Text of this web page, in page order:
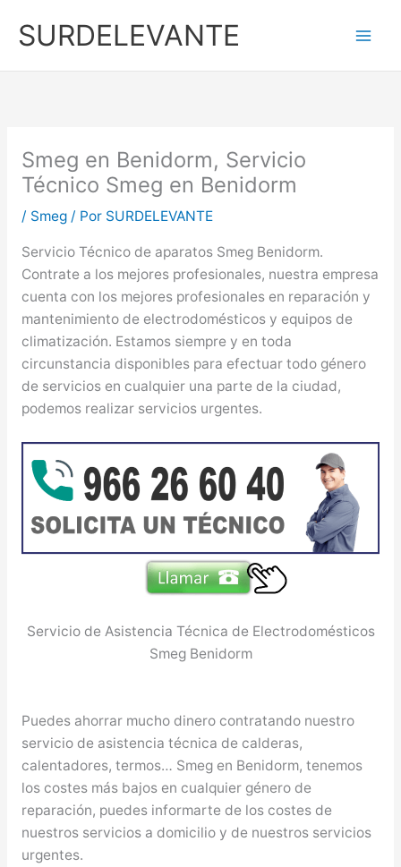
SURDELEVANTE
Smeg en Benidorm, Servicio
Técnico Smeg en Benidorm
/ Smeg/ Por SURDELEVANTE
Servicio Técnico de aparatos Smeg Benidorm.
Contrate a los mejores profesionales, nuestra empresa
cuenta con los mejores profesionales en reparación y
mantenimiento de electrodomésticos y equipos de
climatización. Estamos siempre y en toda
circunstancia disponibles para efectuar todo género
de servicios en cualquier una parte de la ciudad,
podemos realizar servicios urgentes.
Servicio de Asistencia Técnica de Electrodomésticos
Smeg Benidorm
Puedes ahorrar mucho dinero contratando nuestro
servicio de asistencia técnica de calderas,
calentadores, termos… Smeg en Benidorm, tenemos
los costes más bajos en cualquier género de
reparación, puedes informarte de los costes de
nuestros servicios a domicilio y de nuestros servicios
urgentes.